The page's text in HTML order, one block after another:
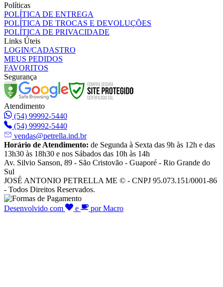
Políticas
POLÍTICA DE ENTREGA
POLÍTICA DE TROCAS E DEVOLUÇÕES
POLÍTICA DE PRIVACIDADE
Links Úteis
LOGIN/CADASTRO
MEUS PEDIDOS
FAVORITOS
Segurança
Atendimento
(54) 99992-5440
(54) 99992-5440
vendas@petrella.ind.br
Horário de Atendimento: de Segunda à Sexta das 9h às 12h e das
13h30 às 18h30 e nos Sábados das 10h às 14h
Av. Silvio Sanson, 89 - São Cristovão - Guaporé - Rio Grande do
Sul
JOSÉ ANTONIO PETRELLA ME © - CNPJ 95.073.151/0001-86
- Todos Direitos Reservados.
Desenvolvido com e por Macro